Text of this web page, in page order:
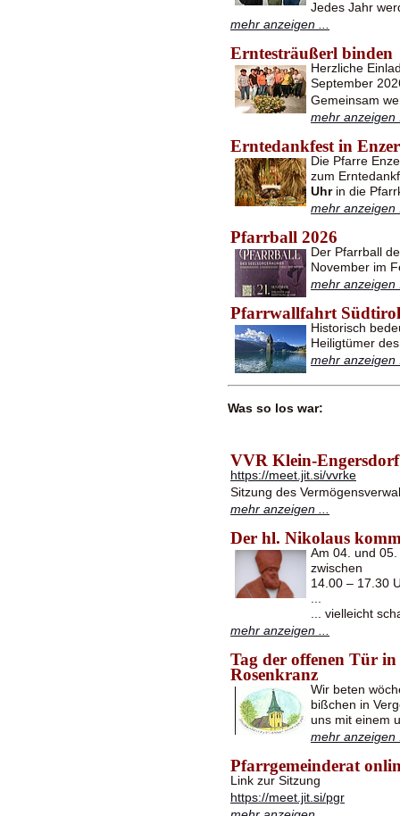
Jedes Jahr
mehr anzeigen ...
Erntesträußerl binden
Herzliche
September
Gemeinsam
mehr anzeigen
Erntedankfest in
Die Pfarre
zum
Uhrin die
mehr anzeigen
Pfarrball 2026
Der Pfarrball
November im
mehr anzeigen
Pfarrwallfahrt Südtirol
Historisch
Heiligtümer
mehr anzeigen
Was so los war:
VVR Klein-
https://meet.jit.si/vvrke
Sitzung des
mehr anzeigen ...
Der hl. Nikolaus
Am 04. und
zwischen
14.00 – 17.30
... vielleicht
mehr anzeigen ...
Tag der offenen Tür
Rosenkranz
Wir beten
bißchen in
uns mit einem
mehr anzeigen
Pfarrgemeinderat
Link zur Sitzung
https://meet.jit.si/pgr